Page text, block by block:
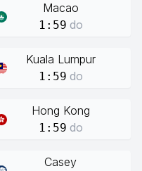
Macao
1:59 do
Kuala Lumpur
1:59 do
Hong Kong
1:59 do
Casey